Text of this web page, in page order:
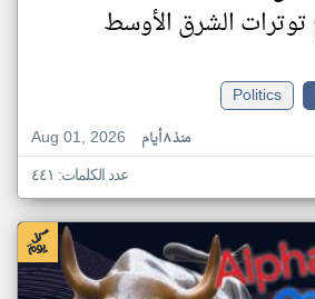
Politics
Aug 01, 2026
منذ ٨ أيام
عدد الكلمات: ٤٤١